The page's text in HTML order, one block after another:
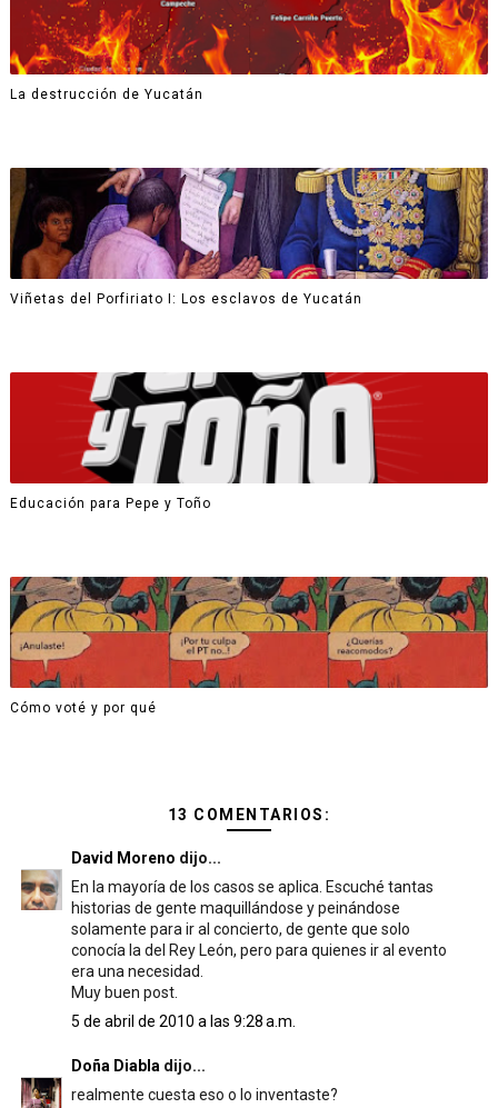
La destrucción de Yucatán
Viñetas del Porfiriato I: Los esclavos de Yucatán
Educación para Pepe y Toño
Cómo voté y por qué
13 COMENTARIOS:
David Moreno dijo...
En la mayoría de los casos se aplica. Escuché tantas
historias de gente maquillándose y peinándose
solamente para ir al concierto, de gente que solo
conocía la del Rey León, pero para quienes ir al evento
era una necesidad.
Muy buen post.
5 de abril de 2010 a las 9:28 a.m.
Doña Diabla dijo...
realmente cuesta eso o lo inventaste?